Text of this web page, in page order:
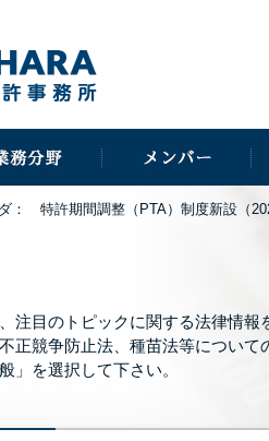
： 特許期間調整（PTA）制度新設（
注目のトピックに関する法律情報
正競争防止法、種苗法等について
」を選択して下さい。